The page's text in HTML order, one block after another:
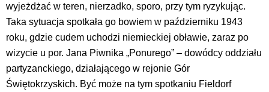
wyjeżdżać w teren, nierzadko, sporo, przy tym ryzykując.
Taka sytuacja spotkała go bowiem w październiku 1943
roku, gdzie cudem uchodzi niemieckiej obławie, zaraz po
wizycie u por. Jana Piwnika „Ponurego” – dowódcy oddziału
partyzanckiego, działającego w rejonie Gór
Świętokrzyskich. Być może na tym spotkaniu Fieldorf